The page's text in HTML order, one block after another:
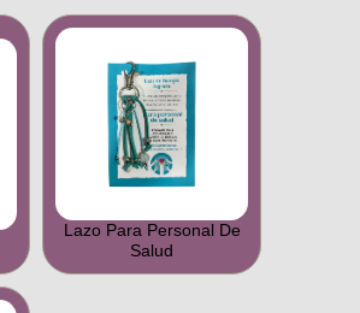
Lazo Para Personal De
Salud